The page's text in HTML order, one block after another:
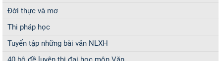
Đời thực và mơ
Thi pháp học
Tuyển tập những bài văn NLXH